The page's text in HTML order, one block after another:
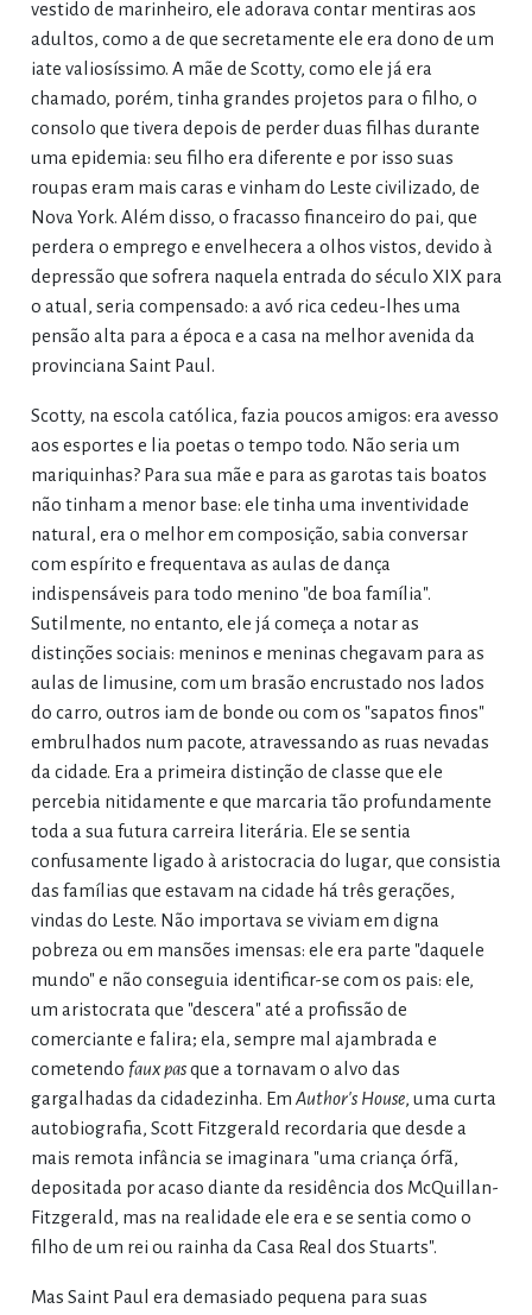
vestido de marinheiro, ele adorava contar mentiras aos
adultos, como a de que secretamente ele era dono de um
iate valiosíssimo. A mãe de Scotty, como ele já era
chamado, porém, tinha grandes projetos para o filho, o
consolo que tivera depois de perder duas filhas durante
uma epidemia: seu filho era diferente e por isso suas
roupas eram mais caras e vinham do Leste civilizado, de
Nova York. Além disso, o fracasso financeiro do pai, que
perdera o emprego e envelhecera a olhos vistos, devido à
depressão que sofrera naquela entrada do século XIX para
o atual, seria compensado: a avó rica cedeu-lhes uma
pensão alta para a época e a casa na melhor avenida da
provinciana Saint Paul.
Scotty, na escola católica, fazia poucos amigos: era avesso
aos esportes e lia poetas o tempo todo. Não seria um
mariquinhas? Para sua mãe e para as garotas tais boatos
não tinham a menor base: ele tinha uma inventividade
natural, era o melhor em composição, sabia conversar
com espírito e frequentava as aulas de dança
indispensáveis para todo menino "de boa família".
Sutilmente, no entanto, ele já começa a notar as
distinções sociais: meninos e meninas chegavam para as
aulas de limusine, com um brasão encrustado nos lados
do carro, outros iam de bonde ou com os "sapatos finos"
embrulhados num pacote, atravessando as ruas nevadas
da cidade. Era a primeira distinção de classe que ele
percebia nitidamente e que marcaria tão profundamente
toda a sua futura carreira literária. Ele se sentia
confusamente ligado à aristocracia do lugar, que consistia
das famílias que estavam na cidade há três gerações,
vindas do Leste. Não importava se viviam em digna
pobreza ou em mansões imensas: ele era parte "daquele
mundo" e não conseguia identificar-se com os pais: ele,
um aristocrata que "descera" até a profissão de
comerciante e falira; ela, sempre mal ajambrada e
cometendo faux pasque a tornavam o alvo das
gargalhadas da cidadezinha. Em Author's House, uma curta
autobiografia, Scott Fitzgerald recordaria que desde a
mais remota infância se imaginara "uma criança órfã,
depositada por acaso diante da residência dos McQuillan-
Fitzgerald, mas na realidade ele era e se sentia como o
filho de um rei ou rainha da Casa Real dos Stuarts".
Mas Saint Paul era demasiado pequena para suas